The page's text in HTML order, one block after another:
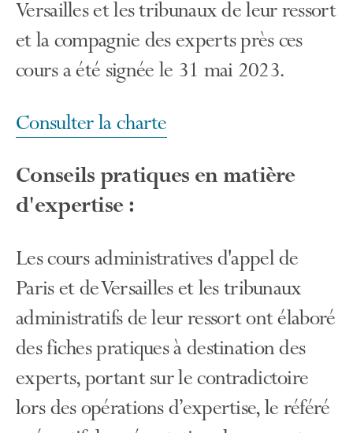
Versailles et les tribunaux de leur ressort
et la compagnie des experts près ces
cours a été signée le 31 mai 2023.
Consulter la charte
Conseils pratiques en matière
d'expertise :
Les cours administratives d'appel de
Paris et de Versailles et les tribunaux
administratifs de leur ressort ont élaboré
des fiches pratiques à destination des
experts, portant sur le contradictoire
lors des opérations d’expertise, le référé